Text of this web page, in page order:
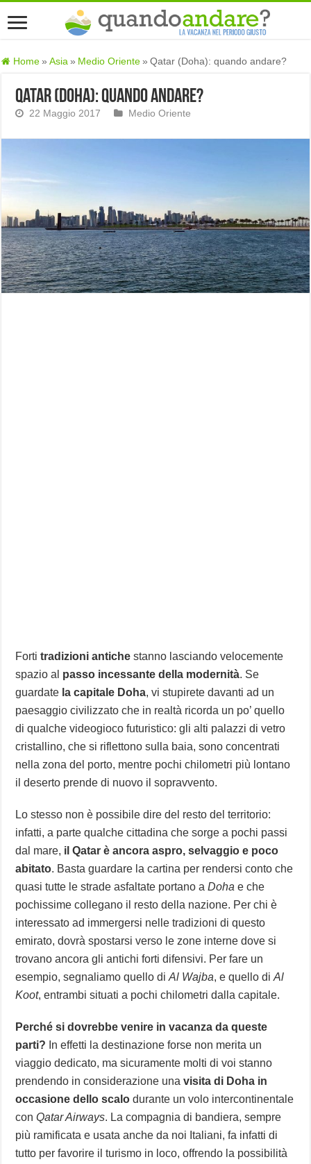
Home » Asia » Medio Oriente » Qatar (Doha): quando andare?
Qatar (Doha): quando andare?
22 Maggio 2017 Medio Oriente
Fortitradizioni antiche stanno lasciando velocemente
spazio al passo incessante della modernità. Se
guardate la capitale Doha, vi stupirete davanti ad un
paesaggio civilizzato che in realtà ricorda un po’ quello
di qualche videogioco futuristico: gli alti palazzi di vetro
cristallino, che si riflettono sulla baia, sono concentrati
nella zona del porto, mentre pochi chilometri più lontano
il deserto prende di nuovo il sopravvento.
Lo stesso non è possibile dire del resto del territorio:
infatti, a parte qualche cittadina che sorge a pochi passi
dal mare, il Qatar è ancora aspro, selvaggio e poco
abitato. Basta guardare la cartina per rendersi conto che
quasi tutte le strade asfaltate portano aDoha e che
pochissime collegano il resto della nazione. Per chi è
interessato ad immergersi nelle tradizioni di questo
emirato, dovrà spostarsi verso le zone interne dove si
trovano ancora gli antichi forti difensivi. Per fare un
esempio, segnaliamo quello diAl Wajba, e quello diAl
Koot, entrambi situati a pochi chilometri dalla capitale.
Perché si dovrebbe venire in vacanza da queste
parti? In effetti la destinazione forse non merita un
viaggio dedicato, ma sicuramente molti di voi stanno
prendendo in considerazione unavisita di Doha in
occasione dello scalo durante un volo intercontinentale
conQatar Airways. La compagnia di bandiera, sempre
più ramificata e usata anche da noi Italiani, fa infatti di
tutto per favorire il turismo in loco, offrendo la possibilità